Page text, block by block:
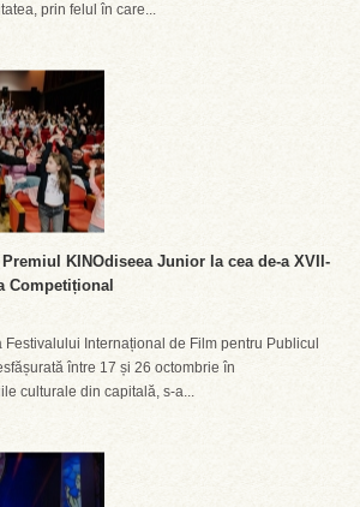
prin felul în care...
KINOdiseea Junior la cea de-a XVII-
Competițional
Internațional de Film pentru Publicul
între 17 și 26 octombrie în
culturale din capitală, s-a...